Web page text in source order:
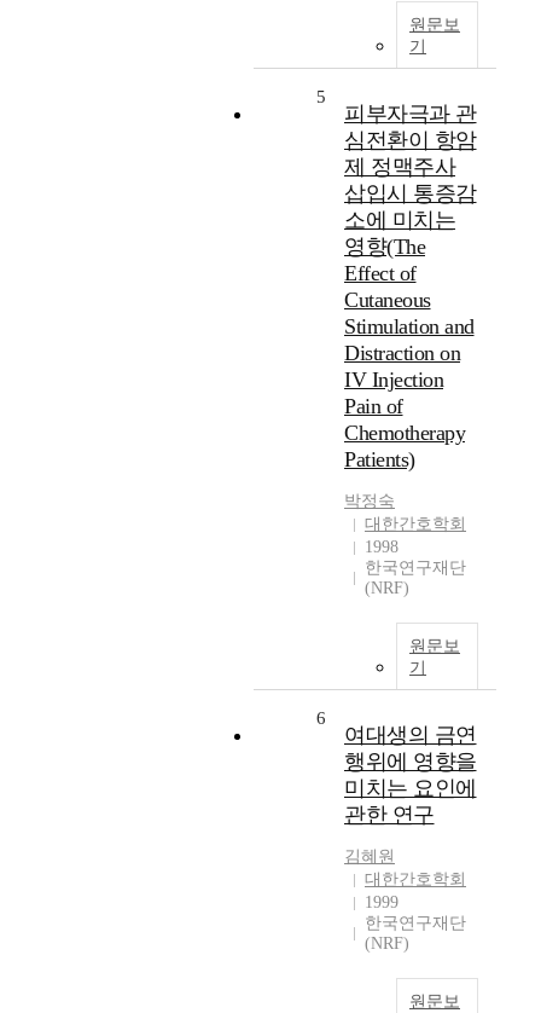
원문보
기
5
피부자극과 관
심전환이 항암
제 정맥주사
삽입시 통증감
소에 미치는
영향(The
Effect of
Cutaneous
Stimulation and
Distraction on
IV Injection
Pain of
Chemotherapy
Patients)
박정숙
대한간호학회
1998
한국연구재단
(NRF)
원문보
기
6
여대생의 금연
행위에 영향을
미치는 요인에
관한 연구
김혜원
대한간호학회
1999
한국연구재단
(NRF)
원문보